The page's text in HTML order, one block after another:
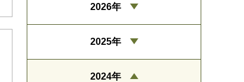
2026年
2025年
2024年